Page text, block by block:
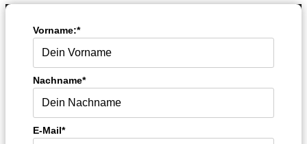
Vorname:*
Nachname*
E-Mail*